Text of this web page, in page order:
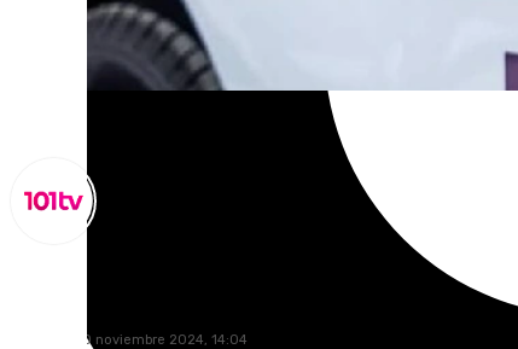
domingo, 10 noviembre 2024, 14:04